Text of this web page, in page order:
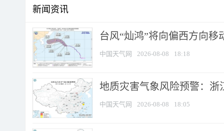
新闻资讯
台风“灿鸿”将向偏西方向移
中国天气网 2026-08-08 18:18
地质灾害气象风险预警：
中国天气网 2026-08-08 18:05